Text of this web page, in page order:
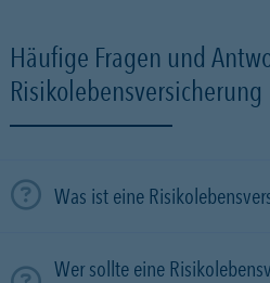
Häufige Fragen und
Risikolebensversicherung
Was ist eine
Wer sollte eine